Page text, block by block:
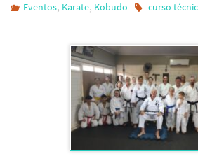
Eventos, Karate, Kobudo curso